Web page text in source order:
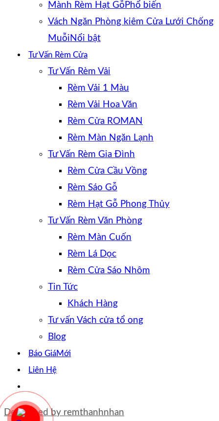
Mành Rèm Hạt Gỗ
Vách Ngăn Phòng kiêm Cửa Lưới Chống
Muỗi
Tư Vấn Rèm Cửa
Tư Vấn Rèm Vải
Rèm Vải 1 Màu
Rèm Vải Hoa Văn
Rèm Cửa ROMAN
Rèm Màn Ngăn Lạnh
Tư Vấn Rèm Gia Đình
Rèm Cửa Cầu Vồng
Rèm Sáo Gỗ
Rèm Hạt Gỗ Phong Thủy
Tư Vấn Rèm Văn Phòng
Rèm Màn Cuốn
Rèm Lá Dọc
Rèm Cửa Sáo Nhôm
Tin Tức
Khách Hàng
Tư vấn Vách cửa tổ ong
Blog
Báo Giá
Liên Hệ
Developed by remthanhnhan